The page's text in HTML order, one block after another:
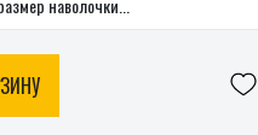
наволочки...